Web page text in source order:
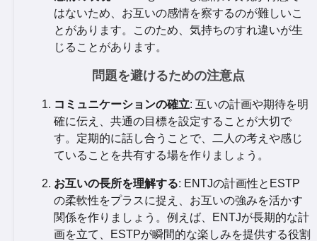
はないため、お互いの感情を察するのが難しいこ
とがあります。このため、気持ちのすれ違いが生
じることがあります。
問題を避けるための注意点
コミュニケーションの確立: 互いの計画や期待を明
確に伝え、共通の目標を設定することが大切で
す。定期的に話し合うことで、二人の考えや感じ
ていることを共有する場を作りましょう。
お互いの長所を理解する: ENTJの計画性とESTP
の柔軟性をプラスに捉え、お互いの強みを活かす
関係を作りましょう。例えば、ENTJが長期的な計
画を立て、ESTPが瞬間的な楽しみを提供する役割